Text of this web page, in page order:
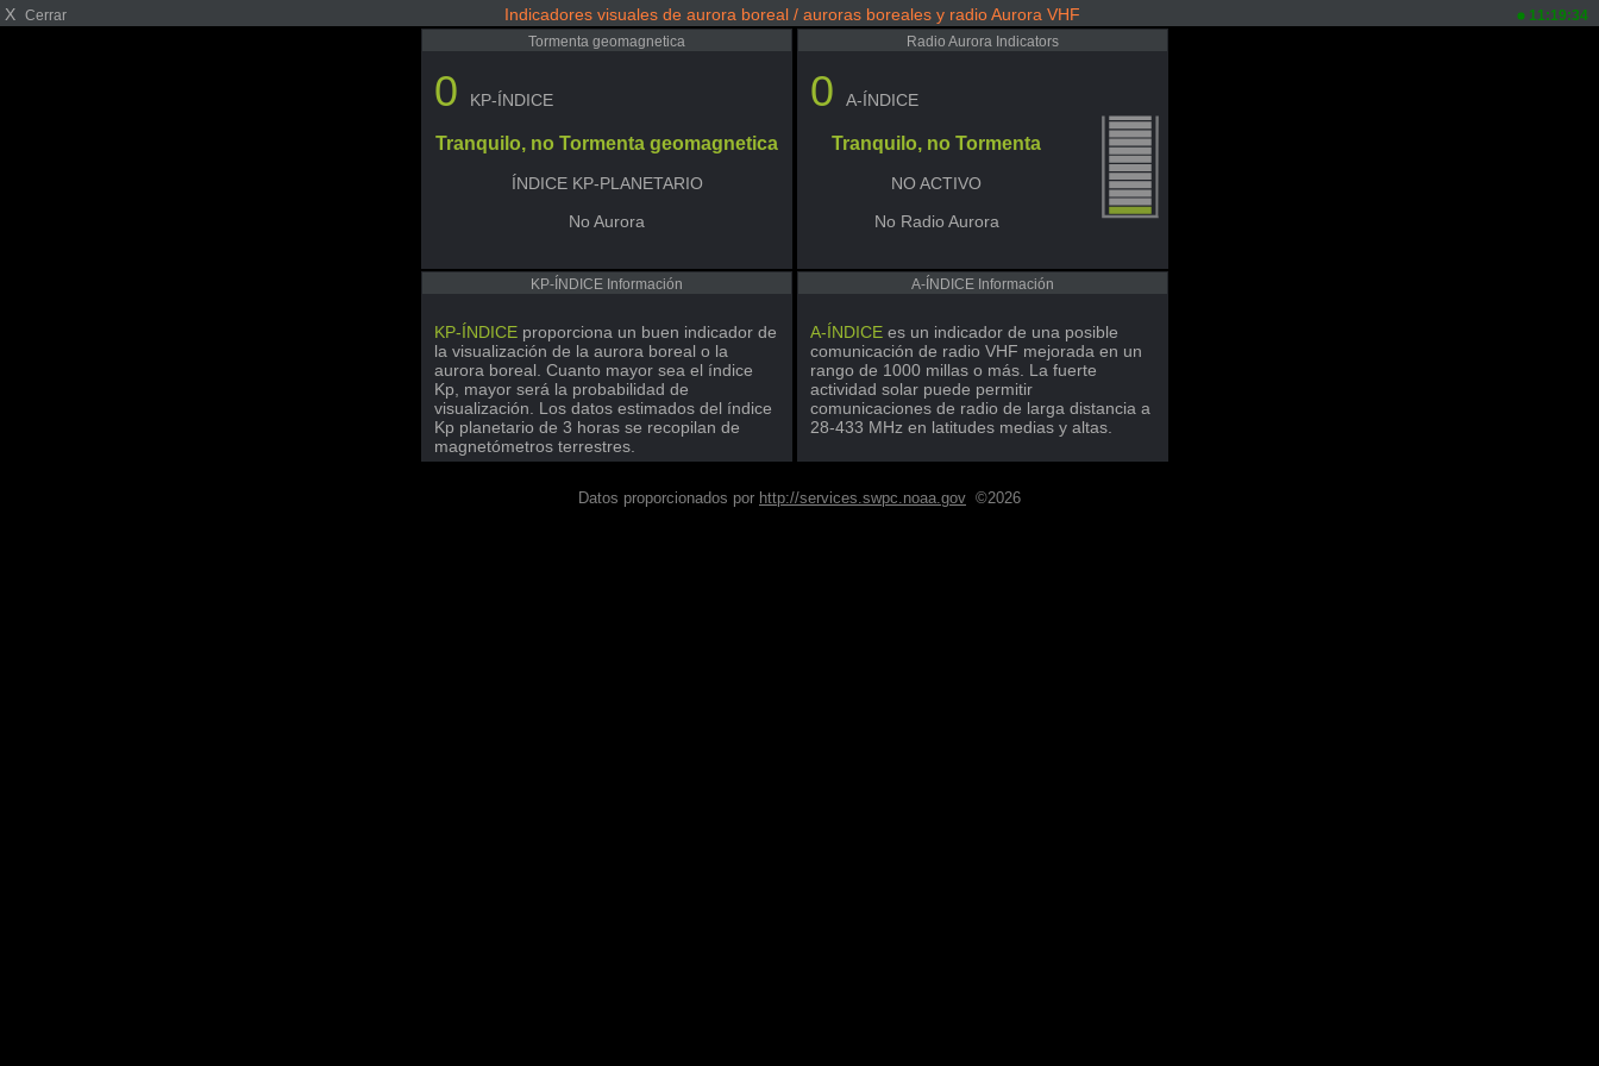
X Cerrar Indicadores visuales de aurora boreal / auroras boreales y radio Aurora VHF 11:19:34
Tormenta geomagnetica
0 KP-ÍNDICE
Tranquilo, no Tormenta geomagnetica
ÍNDICE KP-PLANETARIO
No Aurora
Radio Aurora Indicators
0 A-ÍNDICE
Tranquilo, no Tormenta
NO ACTIVO
No Radio Aurora
KP-ÍNDICE Información
KP-ÍNDICE proporciona un buen indicador de
la visualización de la aurora boreal o la
aurora boreal. Cuanto mayor sea el índice
Kp, mayor será la probabilidad de
visualización. Los datos estimados del índice
Kp planetario de 3 horas se recopilan de
magnetómetros terrestres.
A-ÍNDICE Información
A-ÍNDICE es un indicador de una posible
comunicación de radio VHF mejorada en un
rango de 1000 millas o más. La fuerte
actividad solar puede permitir
comunicaciones de radio de larga distancia a
28-433 MHz en latitudes medias y altas.
Datos proporcionados por http://services.swpc.noaa.gov ©2026